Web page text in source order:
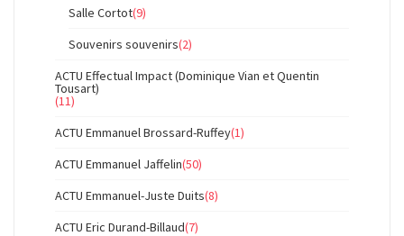
Salle Cortot(9)
Souvenirs souvenirs(2)
ACTU Effectual Impact (Dominique Vian et Quentin
Tousart)
(11)
ACTU Emmanuel Brossard-Ruffey(1)
ACTU Emmanuel Jaffelin(50)
ACTU Emmanuel-Juste Duits(8)
ACTU Eric Durand-Billaud(7)